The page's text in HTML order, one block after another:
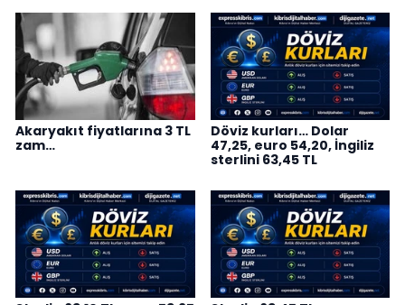
Akaryakıt fiyatlarına 3 TL
zam…
Döviz kurları… Dolar
47,25, euro 54,20, İngiliz
sterlini 63,45 TL